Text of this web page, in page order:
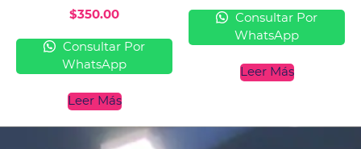
$350.00
Consultar Por
WhatsApp
Leer Más
Consultar Por
WhatsApp
Leer Más